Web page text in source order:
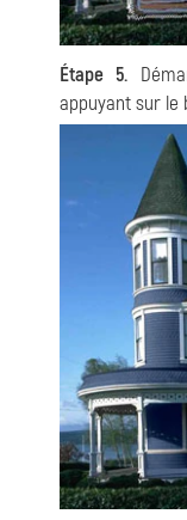
Étape 5.
appuyant sur le